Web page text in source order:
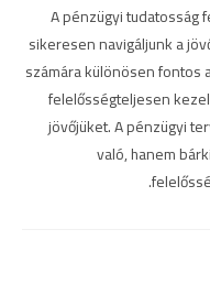
A pénzügyi tudatosság
sikeresen navigáljunk a
számára különösen fontos
felelősségteljesen
jövőjüket. A pénzügyi
való, hanem